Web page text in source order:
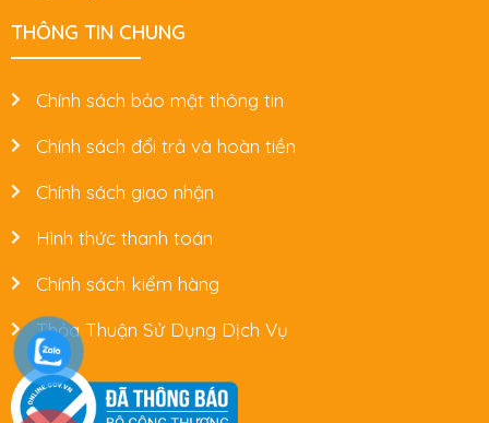
THÔNG TIN CHUNG
Chính sách bảo mật thông tin
Chính sách đổi trả và hoàn tiền
Chính sách giao nhận
Hình thức thanh toán
Chính sách kiểm hàng
Thỏa Thuận Sử Dụng Dịch Vụ